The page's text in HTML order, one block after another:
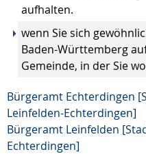
aufhalten.
wenn Sie sich
Baden-Württemberg
Gemeinde, in der Sie
Bürgeramt Echterdingen
Leinfelden-Echterdingen]
Bürgeramt Leinfelden
Echterdingen]